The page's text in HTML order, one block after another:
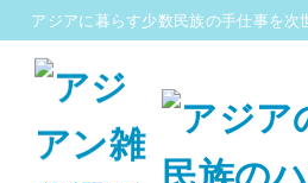
アジアに暮らす少数民族の手仕事を次